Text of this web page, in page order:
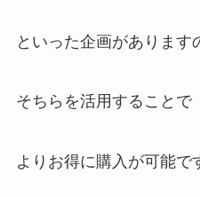
といった企画があります
そちらを活用することで
よりお得に購入が可能で